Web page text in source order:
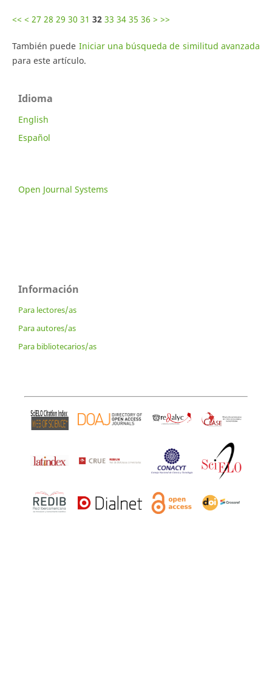
<< < 27 28 29 30 31 32 33 34 35 36 > >>
También puede Iniciar una búsqueda de similitud avanzada
para este artículo.
Idioma
English
Español
Open Journal Systems
Información
Para lectores/as
Para autores/as
Para bibliotecarios/as